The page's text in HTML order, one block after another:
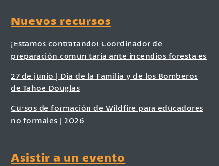
Nuevos recursos
¡Estamos contratando! Coordinador de
preparación comunitaria ante incendios forestales
27 de junio | Día de la Familia y de los Bomberos
de Tahoe Douglas
Cursos de formación de Wildfire para educadores
no formales | 2026
Asistir a un evento